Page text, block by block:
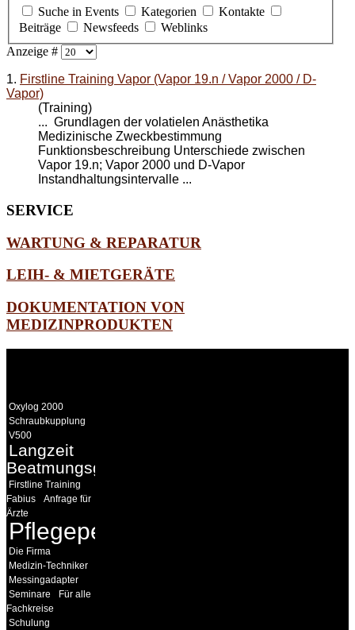
Suche in Events
Kategorien
Kontakte
Beiträge
Newsfeeds
Weblinks
Anzeige #
1. Firstline Training Vapor (Vapor 19.n / Vapor 2000 / D-
Vapor)
(Training)
... Grundlagen der volatielen Anästhetika
Medizinische Zweckbestimmung
Funktionsbeschreibung Unterschiede zwischen
Vapor 19.n; Vapor 2000 und D-Vapor
Instandhaltungsintervalle ...
SERVICE
WARTUNG & REPARATUR
LEIH- & MIETGERÄTE
DOKUMENTATION VON
MEDIZINPRODUKTEN
Oxylog 2000
Schraubkupplung
V500
Langzeit
Beatmungsgeräte
Firstline Training
Fabius
Anfrage für
Ärzte
Pflegepersonal
Die Firma
Medizin-Techniker
Messingadapter
Seminare
Für alle
Fachkreise
Schulung